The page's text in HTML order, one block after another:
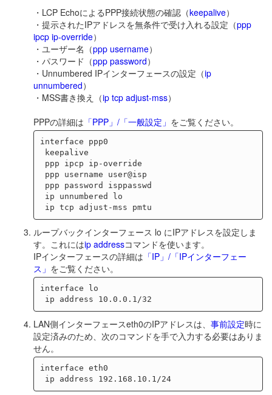
・LCP EchoによるPPP接続状態の確認（keepalive）
・提示されたIPアドレスを無条件で受け入れる設定（ppp
ipcp ip-override）
・ユーザー名（ppp username）
・パスワード（ppp password）
・Unnumbered IPインターフェースの設定（ip
unnumbered）
・MSS書き換え（ip tcp adjust-mss）
PPPの詳細は 「PPP」/「一般設定」 をご覧ください。
interface ppp0
ループバックインターフェース lo にIPアドレスを設定しま
す。これにはip addressコマンドを使います。
IPインターフェースの詳細は 「IP」/「IPインターフェー
ス」 をご覧ください。
interface lo
LAN側インターフェースeth0のIPアドレスは、 事前設定時に
設定済みのため、次のコマンドを手で入力する必要はありま
せん。
interface eth0
ip address 192.168.10.1/24